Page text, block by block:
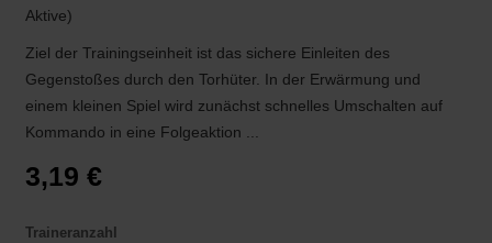
Aktive)
Ziel der Trainingseinheit ist das sichere Einleiten des
Gegenstoßes durch den Torhüter. In der Erwärmung und
einem kleinen Spiel wird zunächst schnelles Umschalten auf
Kommando in eine Folgeaktion ...
3,19 €
Traineranzahl